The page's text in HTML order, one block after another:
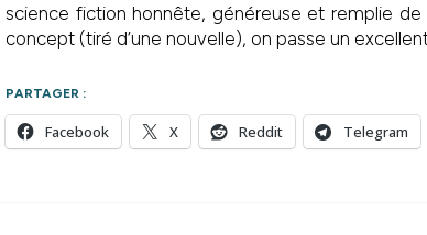
science fiction honnête, généreuse et remplie
concept (tiré d’une nouvelle), on passe un
PARTAGER :
Facebook X Reddit Telegram